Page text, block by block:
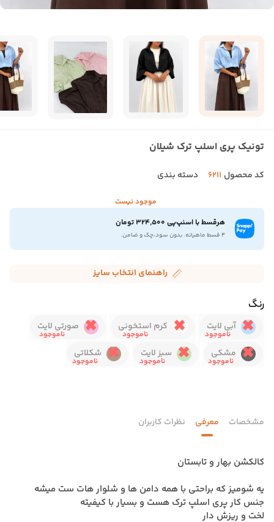
تونیک پری اسلپ ترک شیلان
کد محصول 6211 دسته بندی
موجود نیست
هرقسط با اسنپ‌پی 324,500 تومان
۴ قسط ماهیانه. بدون سود،چک و ضامن.
راهنمای انتخاب سایز
رنگ
آبی لایت کرم استخونی
صورتی لایت
مشکی
سبز لایت شکلاتی
مشخصات معرفی نظرات کاربران
کالکشن بهار و تابستان
یه شومیز که براحتی با همه دامن ها و شلوار هات ست میشه
جنس کار پری اسلپ ترک هست و بسیار با کیفیته
لخت و ریزش دار